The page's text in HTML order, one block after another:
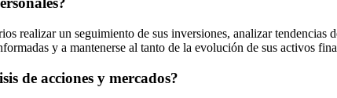
realizar un seguimiento de sus inversiones, analizar tendencias
y a mantenerse al tanto de la evolución de sus activos
de acciones y mercados?